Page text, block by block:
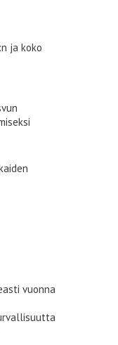
ja koko
vuonna